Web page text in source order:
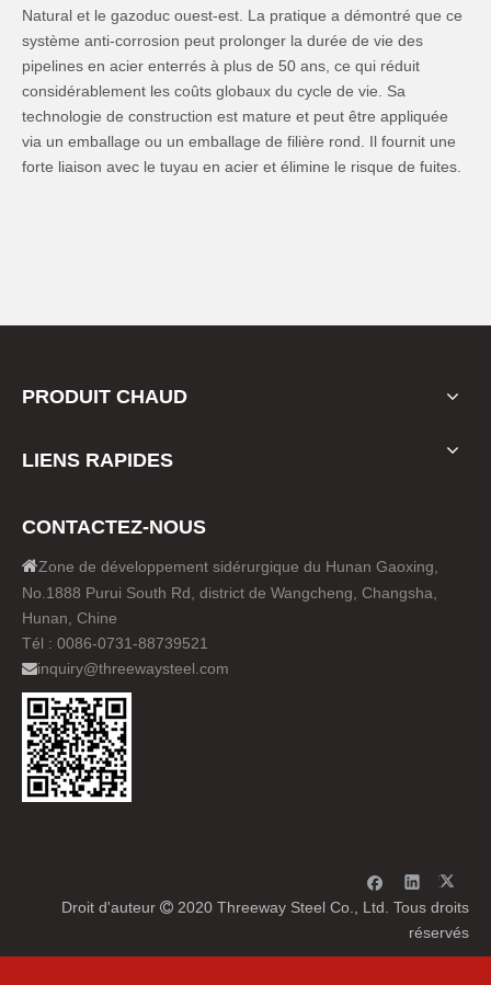
Natural et le gazoduc ouest-est. La pratique a démontré que ce
système anti-corrosion peut prolonger la durée de vie des
pipelines en acier enterrés à plus de 50 ans, ce qui réduit
considérablement les coûts globaux du cycle de vie. Sa
technologie de construction est mature et peut être appliquée
via un emballage ou un emballage de filière rond. Il fournit une
forte liaison avec le tuyau en acier et élimine le risque de fuites.
PRODUIT CHAUD
LIENS RAPIDES
CONTACTEZ-NOUS
Zone de développement sidérurgique du Hunan Gaoxing,
No.1888 Purui South Rd, district de Wangcheng, Changsha,
Hunan, Chine
Tél : 0086-0731-88739521
inquiry@threewaysteel.com
Droit d'auteur  2020 Threeway Steel Co., Ltd. Tous droits
réservés